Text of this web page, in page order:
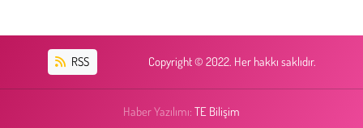
RSS Copyright © 2022. Her hakkı saklıdır.
Haber Yazılımı: TE Bilişim